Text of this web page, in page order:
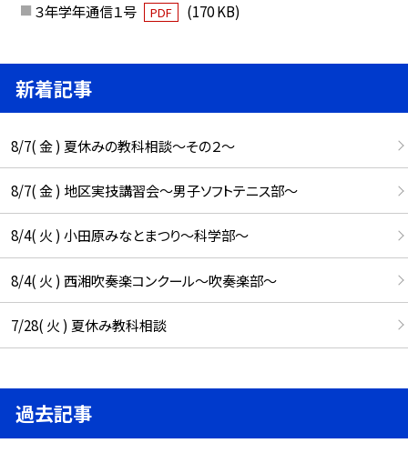
３年学年通信１号
PDF (170 KB)
新着記事
8/7( 金 ) 夏休みの教科相談～その２～
8/7( 金 ) 地区実技講習会～男子ソフトテニス部～
8/4( 火 ) 小田原みなとまつり～科学部～
8/4( 火 ) 西湘吹奏楽コンクール～吹奏楽部～
7/28( 火 ) 夏休み教科相談
過去記事